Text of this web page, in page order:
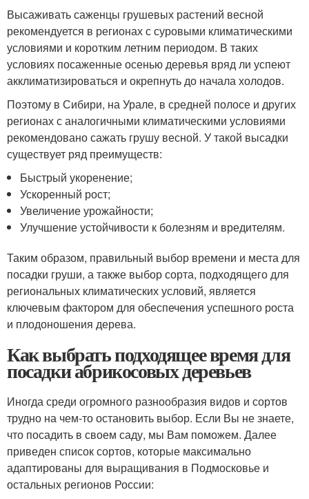
Высаживать саженцы грушевых растений весной
рекомендуется в регионах с суровыми климатическими
условиями и коротким летним периодом. В таких
условиях посаженные осенью деревья вряд ли успеют
акклиматизироваться и окрепнуть до начала холодов.
Поэтому в Сибири, на Урале, в средней полосе и других
регионах с аналогичными климатическими условиями
рекомендовано сажать грушу весной. У такой высадки
существует ряд преимуществ:
Быстрый укоренение;
Ускоренный рост;
Увеличение урожайности;
Улучшение устойчивости к болезням и вредителям.
Таким образом, правильный выбор времени и места для
посадки груши, а также выбор сорта, подходящего для
региональных климатических условий, является
ключевым фактором для обеспечения успешного роста
и плодоношения дерева.
Как выбрать подходящее время для
посадки абрикосовых деревьев
Иногда среди огромного разнообразия видов и сортов
трудно на чем-то остановить выбор. Если Вы не знаете,
что посадить в своем саду, мы Вам поможем. Далее
приведен список сортов, которые максимально
адаптированы для выращивания в Подмосковье и
остальных регионов России: